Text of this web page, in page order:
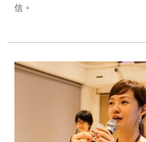
信。